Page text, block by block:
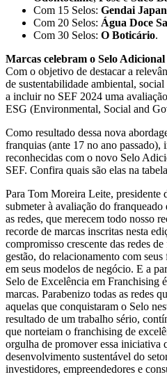
Com 15 Selos: Gendai
Com 20 Selos: Água Doce
Com 30 Selos: O Boticário.
Marcas celebram o Selo
Com o objetivo de destacar a
de sustentabilidade ambiental,
a incluir no SEF 2024 uma
ESG (Environmental, Social and
Como resultado dessa nova
franquias (ante 17 no ano passado),
reconhecidas com o novo Selo
SEF. Confira quais são elas na
Para Tom Moreira Leite, presidente
submeter à avaliação do
as redes, que merecem todo nosso
recorde de marcas inscritas nesta
compromisso crescente das redes
gestão, do relacionamento com
em seus modelos de negócio. E a
Selo de Excelência em Franchising
marcas. Parabenizo todas as redes
aquelas que conquistaram o Selo
resultado de um trabalho sério,
que norteiam o franchising de
orgulha de promover essa iniciativa
desenvolvimento sustentável do
investidores, empreendedores e